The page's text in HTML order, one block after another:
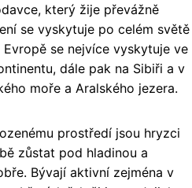
který žije převážně
se vyskytuje po celém světě
se nejvíce vyskytuje ve
dále pak na Sibiři a v
moře a Aralského jezera.
prostředí jsou hryzci
zůstat pod hladinou a
Bývají aktivní zejména v